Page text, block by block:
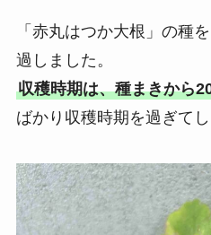
「赤丸はつか大根」の種
過しました。
収穫時期は、種まきから
ばかり収穫時期を過ぎてし